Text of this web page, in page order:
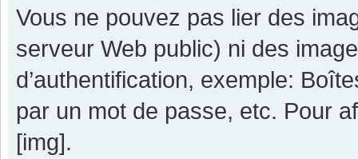
Vous ne pouvez pas lier des
serveur Web public) ni des
d’authentification, exemple:
par un mot de passe, etc. Pour
[img].